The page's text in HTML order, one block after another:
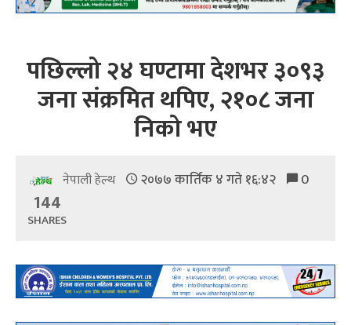
पछिल्लो २४ घण्टामा देशभर ३०९३
जना संक्रमित थपिए, २१०८ जना
निको भए
नेपाली हेल्थ २०७७ कार्तिक ४ गते १६:४२ 0
144
SHARES